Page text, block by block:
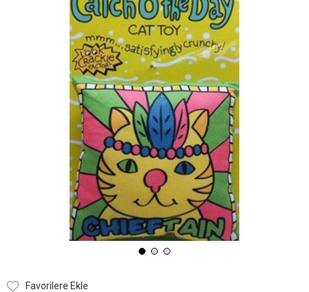
Favorilere Ekle